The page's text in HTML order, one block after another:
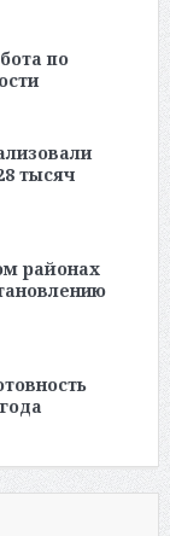
по
тысяч
районах